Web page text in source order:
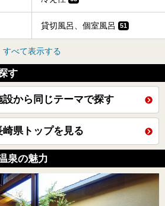
貸切風呂、個室風呂 51
すべて表示する
す
設から同じテーマで探す
崎県トップを見る
泉の魅力